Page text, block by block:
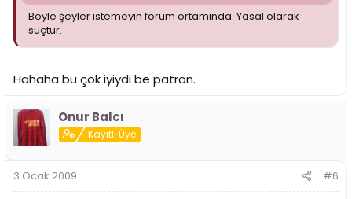
Böyle şeyler istemeyin forum ortamında. Yasal olarak
suçtur.
Hahaha bu çok iyiydi be patron.
Onur Balcı
Kayıtlı Üye
3 Ocak 2009 #6